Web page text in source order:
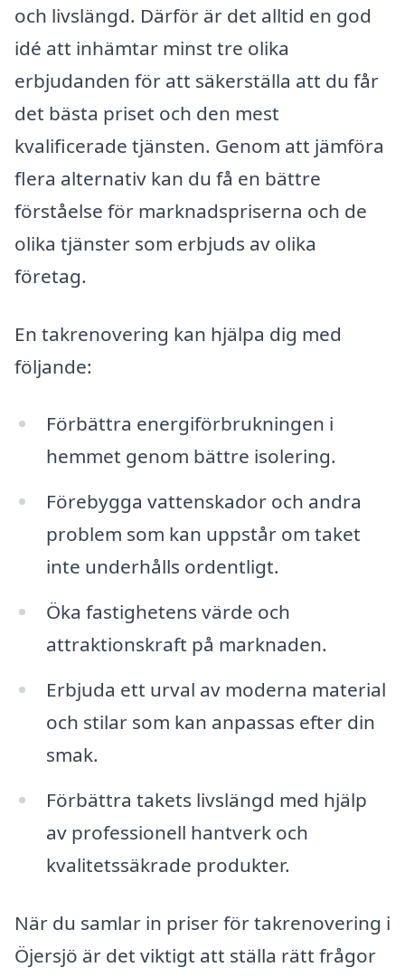
och livslängd. Därför är det alltid en god
idé att inhämtar minst tre olika
erbjudanden för att säkerställa att du får
det bästa priset och den mest
kvalificerade tjänsten. Genom att jämföra
flera alternativ kan du få en bättre
förståelse för marknadspriserna och de
olika tjänster som erbjuds av olika
företag.
En takrenovering kan hjälpa dig med
följande:
Förbättra energiförbrukningen i
hemmet genom bättre isolering.
Förebygga vattenskador och andra
problem som kan uppstår om taket
inte underhålls ordentligt.
Öka fastighetens värde och
attraktionskraft på marknaden.
Erbjuda ett urval av moderna material
och stilar som kan anpassas efter din
smak.
Förbättra takets livslängd med hjälp
av professionell hantverk och
kvalitetssäkrade produkter.
När du samlar in priser för takrenovering i
Öjersjö är det viktigt att ställa rätt frågor